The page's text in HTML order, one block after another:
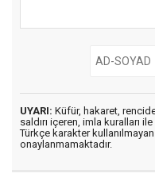
UYARI: Küfür, hakaret,
saldırı içeren, imla kuralları ile
Türkçe karakter
onaylanmamaktadır.